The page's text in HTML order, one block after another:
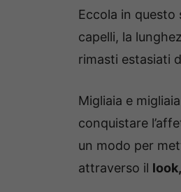
Eccola in
capelli, la
rimasti estasiati
Migliaia e
conquistare
un modo per
attraverso il look,